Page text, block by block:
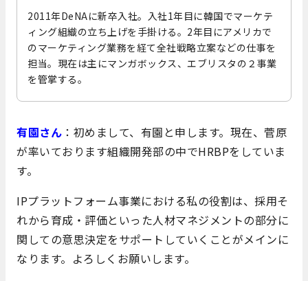
2011年DeNAに新卒入社。入社1年目に韓国でマーケテ
ィング組織の立ち上げを手掛ける。2年目にアメリカで
のマーケティング業務を経て全社戦略立案などの仕事を
担当。現在は主にマンガボックス、エブリスタの２事業
を管掌する。
有園さん ：初めまして、有園と申します。現在、菅原
が率いております組織開発部の中でHRBPをしていま
す。
IPプラットフォーム事業における私の役割は、採用そ
れから育成・評価といった人材マネジメントの部分に
関しての意思決定をサポートしていくことがメインに
なります。よろしくお願いします。